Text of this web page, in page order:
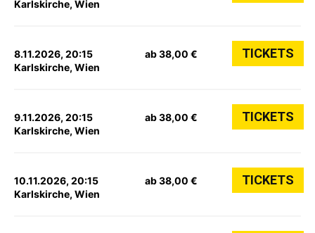
Karlskirche, Wien
8.11.2026, 20:15
Karlskirche, Wien
ab 38,00 € TICKETS
9.11.2026, 20:15
Karlskirche, Wien
ab 38,00 € TICKETS
10.11.2026, 20:15
Karlskirche, Wien
ab 38,00 € TICKETS